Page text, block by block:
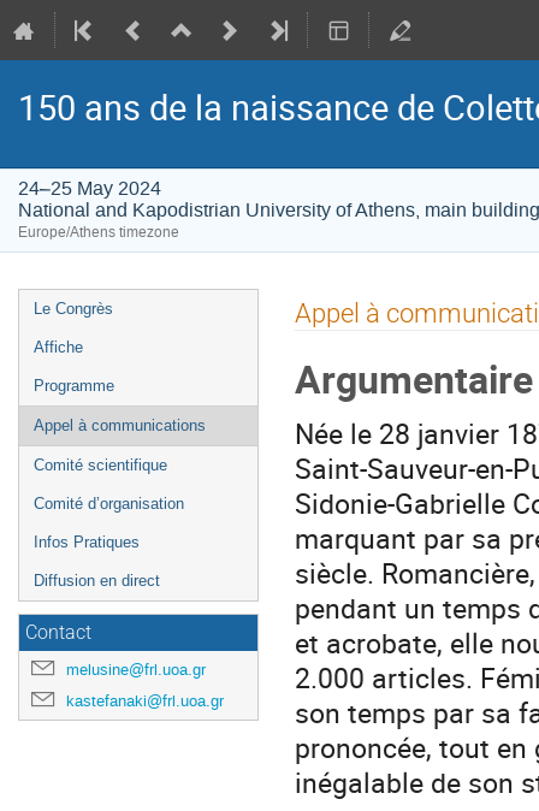
150 ans de la naissance de
24–25 May 2024
National and Kapodistrian University of Athens, main building
Europe/Athens timezone
Event
menu
Le Congrès
Affiche
Programme
Appel à communications
Comité scientifique
Comité d’organisation
Infos Pratiques
Diffusion en direct
Contact
melusine@frl.uoa.gr
kastefanaki@frl.uoa.gr
Appel à
Argumentaire
Née le 28 janvier
Saint-Sauveur-en-
Sidonie-Gabrielle
marquant par sa
siècle.
pendant un temps
et acrobate, elle
2.000 articles.
son temps par sa
prononcée, tout
inégalable de son